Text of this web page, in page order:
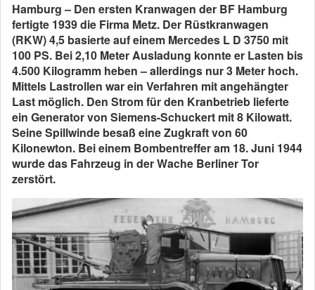
Hamburg – Den ersten Kranwagen der BF Hamburg
fertigte 1939 die Firma Metz. Der Rüstkranwagen
(RKW) 4,5 basierte auf einem Mercedes L D 3750 mit
100 PS. Bei 2,10 Meter Ausladung konnte er Lasten bis
4.500 Kilogramm heben – allerdings nur 3 Meter hoch.
Mittels Lastrollen war ein Verfahren mit angehängter
Last möglich. Den Strom für den Kranbetrieb lieferte
ein Generator von Siemens-Schuckert mit 8 Kilowatt.
Seine Spillwinde besaß eine Zugkraft von 60
Kilonewton. Bei einem Bombentreffer am 18. Juni 1944
wurde das Fahrzeug in der Wache Berliner Tor
zerstört.